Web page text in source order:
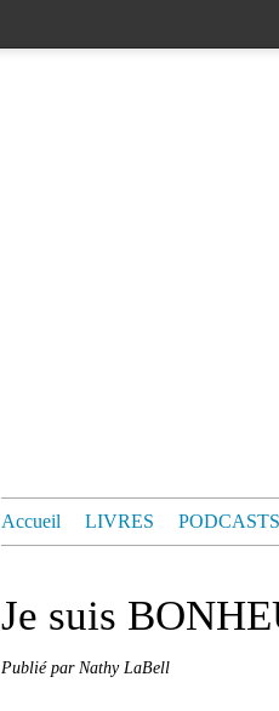
Accueil LIVRES PODCASTS
Je suis
Publié par Nathy LaBell